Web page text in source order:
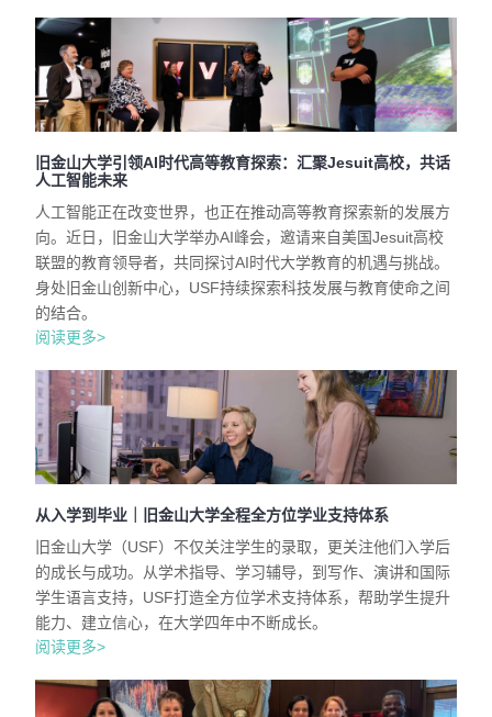
旧金山大学引领AI时代高等教育探索：汇聚Jesuit高校，共话
人工智能未来
人工智能正在改变世界，也正在推动高等教育探索新的发展方
向。近日，旧金山大学举办AI峰会，邀请来自美国Jesuit高校
联盟的教育领导者，共同探讨AI时代大学教育的机遇与挑战。
身处旧金山创新中心，USF持续探索科技发展与教育使命之间
的结合。
阅读更多>
从入学到毕业｜旧金山大学全程全方位学业支持体系
旧金山大学（USF）不仅关注学生的录取，更关注他们入学后
的成长与成功。从学术指导、学习辅导，到写作、演讲和国际
学生语言支持，USF打造全方位学术支持体系，帮助学生提升
能力、建立信心，在大学四年中不断成长。
阅读更多>